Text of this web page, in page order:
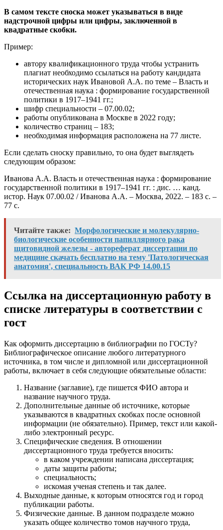
В самом тексте сноска может указываться в виде
надстрочной цифры или цифры, заключенной в
квадратные скобки.
Пример:
автору квалификационного труда чтобы устранить
плагиат необходимо ссылаться на работу кандидата
исторических наук Ивановой А.А. по теме – Власть и
отечественная наука : формирование государственной
политики в 1917–1941 гг.;
шифр специальности – 07.00.02;
работы опубликована в Москве в 2022 году;
количество страниц – 183;
необходимая информация расположена на 77 листе.
Если сделать сноску правильно, то она будет выглядеть
следующим образом:
Иванова А.А. Власть и отечественная наука : формирование
государственной политики в 1917–1941 гг. : дис. … канд.
истор. Наук 07.00.02 / Иванова А.А. – Москва, 2022. – 183 с. –
77 с.
Читайте также: Морфологические и молекулярно-
биологические особенности папиллярного рака
щитовидной железы - автореферат диссертации по
медицине скачать бесплатно на тему 'Патологическая
анатомия', специальность ВАК РФ 14.00.15
Ссылка на диссертационную работу в
списке литературы в соответствии с
гост
Как оформить диссертацию в библиографии по ГОСТу?
Библиографическое описание любого литературного
источника, в том числе и дипломной или диссертационной
работы, включает в себя следующие обязательные области:
Название (заглавие), где пишется ФИО автора и
название научного труда.
Дополнительные данные об источнике, которые
указываются в квадратных скобках после основной
информации (не обязательно). Пример, текст или какой-
либо электронный ресурс.
Специфические сведения. В отношении
диссертационного труда требуется вносить:
в каком учреждении написана диссертация;
даты защиты работы;
специальность;
искомая ученая степень и так далее.
Выходные данные, к которым относятся год и город
публикации работы.
Физические данные. В данном подразделе можно
указать общее количество томов научного труда,